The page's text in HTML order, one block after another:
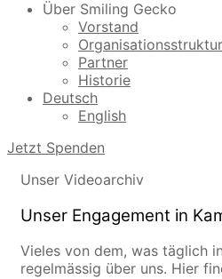
Über Smiling Gecko
Vorstand
Organisationsstruktur
Partner
Historie
Deutsch
English
Jetzt Spenden
Unser Videoarchiv
Unser Engagement in
Vieles von dem, was täglich
regelmässig über uns. Hier